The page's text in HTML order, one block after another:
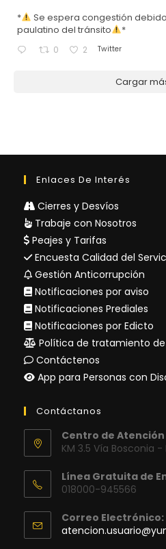
*
Se espera congestión
paulatino del tránsito
*
0 2 Twitter
Cargar
Enlaces De Interés
Cierres y Desvíos
Trabaje con Nosotros
Peajes y Tarifas
Encuesta Calidad del
Gestión Anticorrupción
Notificaciones por aviso
Notificaciones Prediales
Notificaciones por Edicto
Política de tratamiento
Contáctenos
App para Personas con
Contáctanos
Centro de Atención
KM 3.5 Vía Bosconia
Línea Gratuita de
018000-945566
Correo Electrónico: